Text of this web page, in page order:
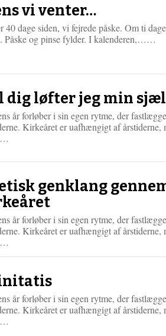
vi venter…
40 dage siden, vi fejrede påske. Om ti
Påske og pinse fylder. I kalenderen,……
m
r
e
dig løfter jeg min
år forløber i sin egen rytme, der
Kirkeåret er uafhængigt af årstiderne,
s
e
r
e
genklang
år forløber i sin egen rytme, der
Kirkeåret er uafhængigt af årstiderne,
m
e
r
e
år forløber i sin egen rytme, der
Kirkeåret er uafhængigt af årstiderne,